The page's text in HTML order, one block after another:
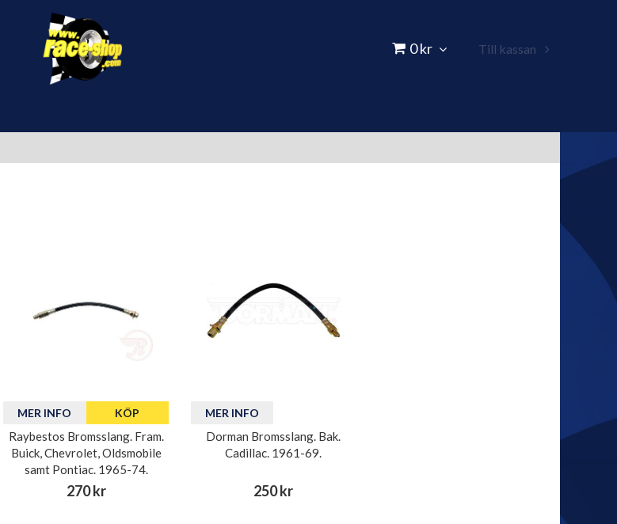
0 kr Till kassan
MER INFO KÖP
Raybestos Bromsslang. Fram.
Buick, Chevrolet, Oldsmobile
samt Pontiac. 1965-74.
270 kr
MER INFO
Dorman Bromsslang. Bak.
Cadillac. 1961-69.
250 kr